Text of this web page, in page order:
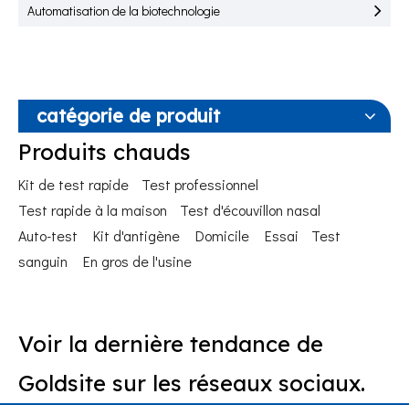
Automatisation de la biotechnologie
catégorie de produit
Produits chauds
Kit de test rapide
Test professionnel
Test rapide à la maison
Test d'écouvillon nasal
Auto-test
Kit d'antigène Domicile Essai
Test
sanguin
En gros de l'usine
Voir la dernière tendance de
Goldsite sur les réseaux sociaux.